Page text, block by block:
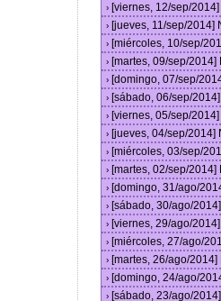
› [viernes, 12/sep/
› [jueves, 11/sep/
› [miércoles, 10/sep/
› [martes, 09/sep/
› [domingo, 07/sep/
› [sábado, 06/sep/
› [viernes, 05/sep/
› [jueves, 04/sep/
› [miércoles, 03/sep/
› [martes, 02/sep/
› [domingo, 31/ago/
› [sábado, 30/ago/
› [viernes, 29/ago/
› [miércoles, 27/ago/
› [martes, 26/ago/
› [domingo, 24/ago/
› [sábado, 23/ago/